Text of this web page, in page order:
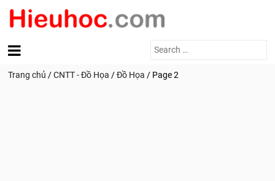
Search
Trang chủ /CNTT - Đồ Họa /Đồ Họa / Page 2